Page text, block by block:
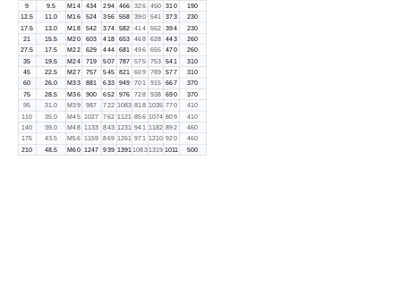
9 9.5 M14 434 294 466 326 450 310
190
12.5
11.0 M16 524 356 558 390 541 373
230
17.5
13.0 M18 542 374 582 414 562 394
230
21
15.5 M20 603 418 653 468 628 443
260
27.5
17.5 M22 629 444 681 496 655 470
260
35
19.5 M24 719 507 787 575 753 541
310
45
22.5 M27 757 545 821 609 789 577 310
60 26.0 M33 881 633 949 701 915 667
370
75
28.5 M36 900 652 976 728 938 690
370
95
31.0 M39 987 722 1083 818 1035 770
410
110
35.0 M45 1027 762 1121 856 1074 809
410
140
39.0 M48 1133 843 1231 941 1182 892 460
175 43.5 M56 1159 869 1261 971 1210 920
460
210
48.5 M60 1247 939 1391 10831319 1011 500